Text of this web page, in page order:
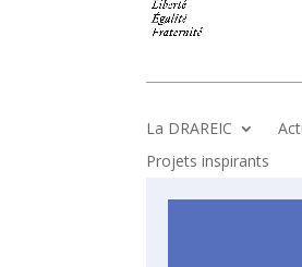
La DRAREIC
Projets inspirants